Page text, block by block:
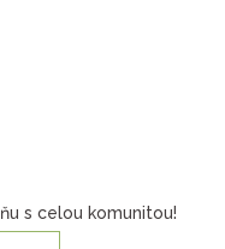
s celou komunitou!